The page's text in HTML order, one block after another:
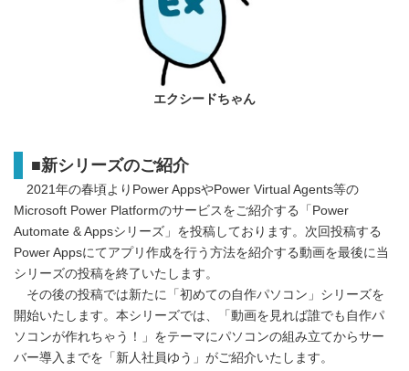
エクシードちゃん
■新シリーズのご紹介
2021年の春頃よりPower AppsやPower Virtual Agents等の
Microsoft Power Platformのサービスをご紹介する「Power
Automate & Appsシリーズ」を投稿しております。次回投稿する
Power Appsにてアプリ作成を行う方法を紹介する動画を最後に当
シリーズの投稿を終了いたします。
その後の投稿では新たに「初めての自作パソコン」シリーズを
開始いたします。本シリーズでは、「動画を見れば誰でも自作パ
ソコンが作れちゃう！」をテーマにパソコンの組み立てからサー
バー導入までを「新人社員ゆう」がご紹介いたします。